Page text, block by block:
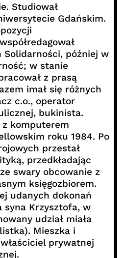
Studiował
Gdańskim.
później w
w stanie
z prasą
imał się różnych
c.o., operator
bukinista.
komputerem
roku 1984. Po
przestał
przedkładając
swary obcowanie z
księgozbiorem.
udanych dokonań
syna Krzysztofa, w
udział miała
Mieszka i
prywatnej